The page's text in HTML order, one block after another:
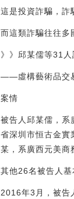
這是投資詐騙，詐
而這類詐騙往往多
》》邱某儒等31人
——虛構藝術品交
案情
被告人邱某儒，系
省深圳市恒古金實
某，系廣西元美商
其他26名被告人基
2016年3月，被告